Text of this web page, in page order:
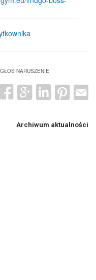
NARUSZENIE
Archiwum aktualności